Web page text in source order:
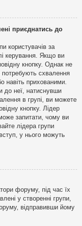
приєднатись до
користувачів за
керування. Якщо ви
кнопку. Однак не
потребують схвалення
навіть прихованими.
до неї, натиснувши
в групі, ви можете
кнопку. Лідер
запитати, чому ви
лідера групи
у нього можуть
форуму, під час їх
у створенні групи,
відправивши йому